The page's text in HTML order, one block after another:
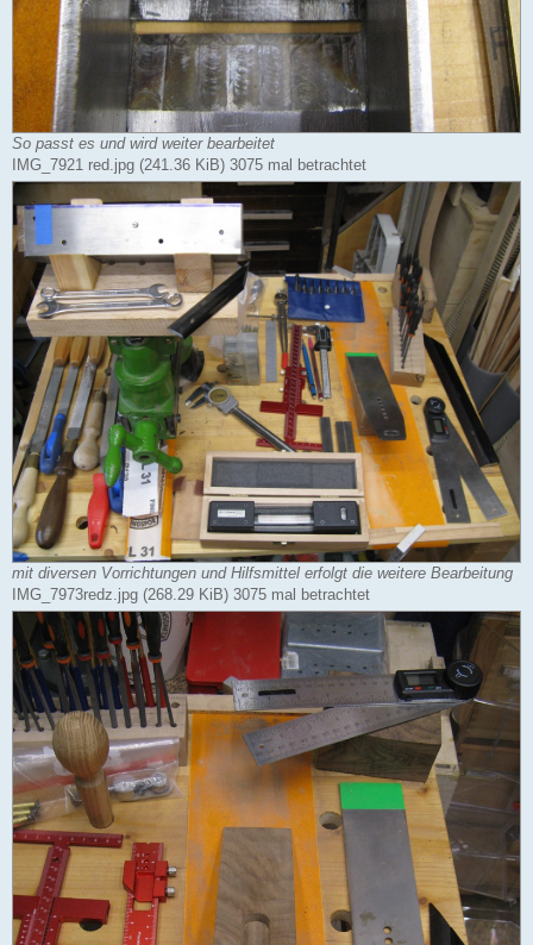
So passt es und wird weiter bearbeitet
IMG_7921 red.jpg (241.36 KiB) 3075 mal betrachtet
mit diversen Vorrichtungen und Hilfsmittel erfolgt die weitere Bearbeitung
IMG_7973redz.jpg (268.29 KiB) 3075 mal betrachtet